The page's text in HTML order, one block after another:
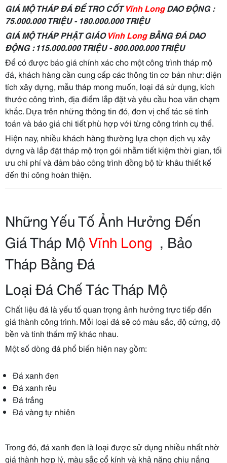
GIÁ MỘ THÁP ĐÁ ĐỂ TRO CỐTVĩnh LongDAO ĐỘNG :
75.000.000 TRIỆU - 180.000.000 TRIỆU
GIÁ MỘ THÁP PHẬT GIÁOVĩnh LongBẰNG ĐÁ DAO
ĐỘNG : 115.000.000 TRIỆU - 800.000.000 TRIỆU
Để có được báo giá chính xác cho một công trình tháp mộ
đá, khách hàng cần cung cấp các thông tin cơ bản như: diện
tích xây dựng, mẫu tháp mong muốn, loại đá sử dụng, kích
thước công trình, địa điểm lắp đặt và yêu cầu hoa văn chạm
khắc. Dựa trên những thông tin đó, đơn vị chế tác sẽ tính
toán và báo giá chi tiết phù hợp với từng công trình cụ thể.
Hiện nay, nhiều khách hàng thường lựa chọn dịch vụ xây
dựng và lắp đặt tháp mộ trọn gói nhằm tiết kiệm thời gian, tối
ưu chi phí và đảm bảo công trình đồng bộ từ khâu thiết kế
đến thi công hoàn thiện.
Những Yếu Tố Ảnh Hưởng Đến
Giá Tháp MộVĩnh Long , Bảo
Tháp Bằng Đá
Loại Đá Chế Tác Tháp Mộ
Chất liệu đá là yếu tố quan trọng ảnh hưởng trực tiếp đến
giá thành công trình. Mỗi loại đá sẽ có màu sắc, độ cứng, độ
bền và tính thẩm mỹ khác nhau.
Một số dòng đá phổ biến hiện nay gồm:
Đá xanh đen
Đá xanh rêu
Đá trắng
Đá vàng tự nhiên
Trong đó, đá xanh đen là loại được sử dụng nhiều nhất nhờ
giá thành hợp lý, màu sắc cổ kính và khả năng chịu nắng